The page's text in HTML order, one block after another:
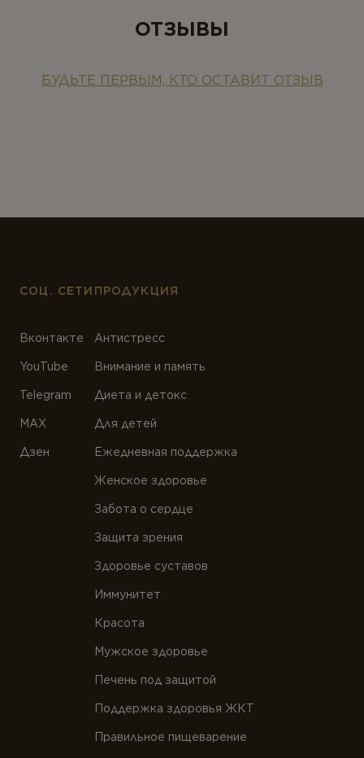
ОТЗЫВЫ
БУДЬТЕ ПЕРВЫМ, КТО ОСТАВИТ ОТЗЫВ
СОЦ. СЕТИ
Вконтакте
YouTube
Telegram
MAX
Дзен
ПРОДУКЦИЯ
Антистресс
Внимание и память
Диета и детокс
Для детей
Ежедневная поддержка
Женское здоровье
Забота о сердце
Защита зрения
Здоровье суставов
Иммунитет
Красота
Мужское здоровье
Печень под защитой
Поддержка здоровья ЖКТ
Правильное пищеварение